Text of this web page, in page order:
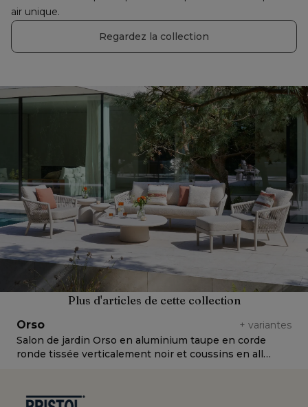
air unique.
Regardez la collection
Plus d'articles de cette collection
Orso + variantes
Salon de jardin Orso en aluminium taupe en corde
ronde tissée verticalement noir et coussins en all